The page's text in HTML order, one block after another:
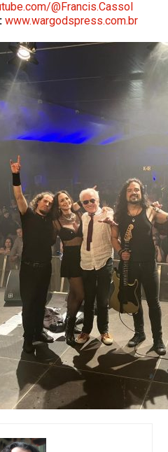
@Francis.Cassol
www.wargodspress.com.br